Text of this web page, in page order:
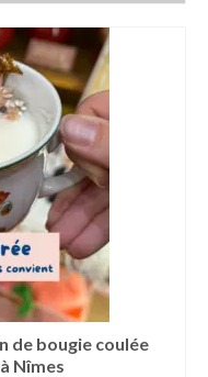
de bougie coulée
Nîmes